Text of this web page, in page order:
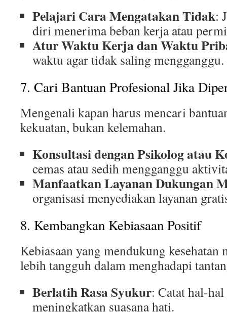
Pelajari Cara Mengatakan Tidak:
diri menerima beban kerja atau
Atur Waktu Kerja dan Waktu
waktu agar tidak saling mengganggu.
7. Cari Bantuan Profesional Jika
Mengenali kapan harus mencari
kekuatan, bukan kelemahan.
Konsultasi dengan Psikolog atau
cemas atau sedih mengganggu
Manfaatkan Layanan Dukungan
organisasi menyediakan layanan
8. Kembangkan Kebiasaan Positif
Kebiasaan yang mendukung kesehatan
lebih tangguh dalam menghadapi
Berlatih Rasa Syukur: Catat hal-
meningkatkan suasana hati.